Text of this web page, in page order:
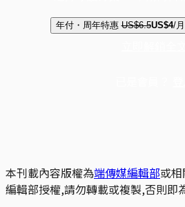
年付・周年特惠 US$6.5US$4/月
本刊載內容版權為端傳媒編輯部或
編輯部授權,請勿轉載或複製,否則即